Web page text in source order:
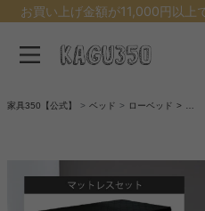
お買い上げ金額が11,000円以上
家具350【公式】 ベッド ローベッド